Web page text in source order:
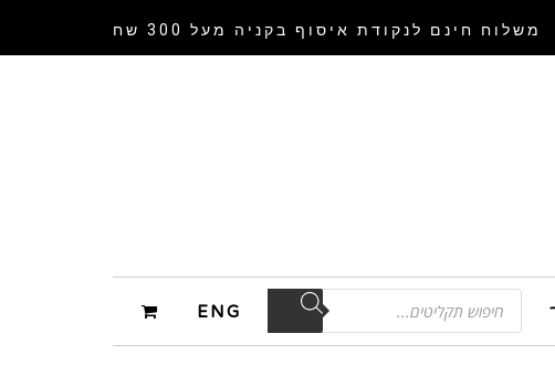
משלוח חינם לנקודת איסוף בקניה מעל 300 שח
ENG